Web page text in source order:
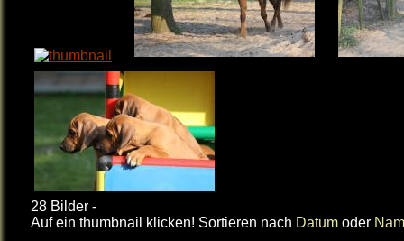
28 Bilder -
Auf ein thumbnail klicken! Sortieren nach Datum oder